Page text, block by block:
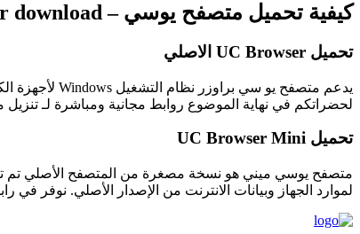
كيفية تحميل متصفح يوسي – UC Browser download؟
تحميل UC Browser الاصلي
لحضراتكم في نهاية الموضوع روابط مجانية ومباشرة لـ
تحميل UC Browser Mini
متصفح يوسي ميني هو نسخة مصغرة من المتصفح الأصلي تم
لموارد الجهاز وبيانات الانترنت من الإصدار الأصلي. نوفر في